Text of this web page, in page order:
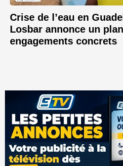
Crise de l’eau en
Losbar annonce un
engagements concrets